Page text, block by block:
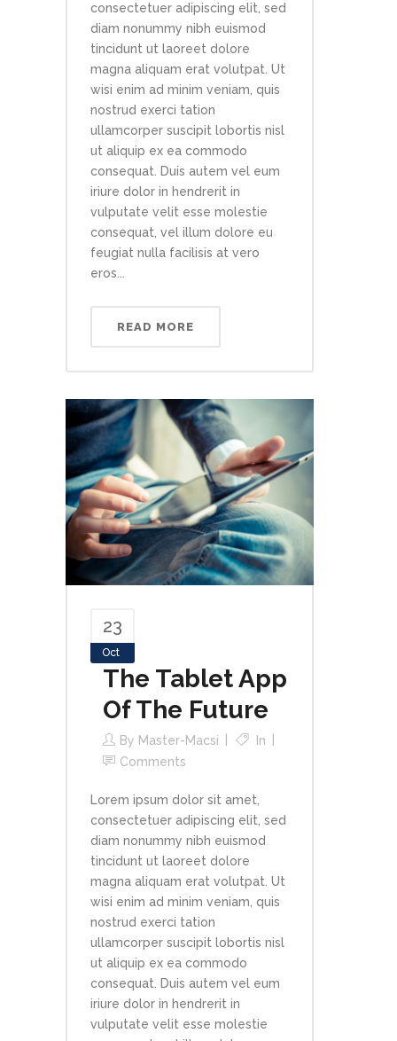
consectetuer adipiscing elit, sed
diam nonummy nibh euismod
tincidunt ut laoreet dolore
magna aliquam erat volutpat. Ut
wisi enim ad minim veniam, quis
nostrud exerci tation
ullamcorper suscipit lobortis nisl
ut aliquip ex ea commodo
consequat. Duis autem vel eum
iriure dolor in hendrerit in
vulputate velit esse molestie
consequat, vel illum dolore eu
feugiat nulla facilisis at vero
eros...
READ MORE
23
Oct
The Tablet App
Of The Future
By Master-Macsi
In
Comments
Lorem ipsum dolor sit amet,
consectetuer adipiscing elit, sed
diam nonummy nibh euismod
tincidunt ut laoreet dolore
magna aliquam erat volutpat. Ut
wisi enim ad minim veniam, quis
nostrud exerci tation
ullamcorper suscipit lobortis nisl
ut aliquip ex ea commodo
consequat. Duis autem vel eum
iriure dolor in hendrerit in
vulputate velit esse molestie